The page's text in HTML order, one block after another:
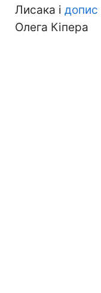
Лисака і допис
Олега Кіпера